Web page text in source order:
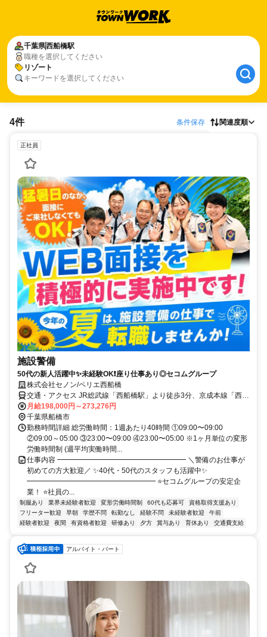
千葉県西船橋駅
職種を選択してください
リゾート
キーワードを選択してください
4件 条件保存 関連度順
正社員
施設警備
50代の新人活躍中✨未経験OK❗座り仕事あり◎セコムグループ
株式会社セノン/ペリエ西船橋
交通・アクセス JR総武線「西船橋駅」より徒歩3分、京成本線「西船
駅」より徒歩10分
月給198,000円～273,276円
千葉県船橋市
勤務時間詳細 総労働時間：1週あたり40時間 ①09:00〜09:00
②09:00～05:00 ③23:00〜09:00 ④23:00〜05:00 ※1ヶ月単位の変形
労働時間制 (週平均実働時間...
仕事内容 ━━━━━━━━━━━━━━━━━━ ＼警備のお仕事が
初めての方大歓迎／ ✨40代・50代のスタッフも活躍中✨
━━━━━━━━━━━━━━━━━━ ⭐セコムグループの安定企
業！ ⭐社員の...
制服あり 業界未経験者歓迎 変形労働時間制 60代も応募可
資格取得支援あり
フリーター歓迎
早朝 学歴不問 転勤なし 経験不問 未経験者歓迎
午前
経験者歓迎
夜間 有資格者歓迎 研修あり 夕方 賞与あり 育休あり 交通費支給
アルバイト・パート